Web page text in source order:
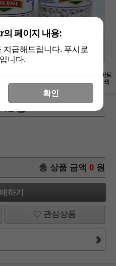
보기
총 상품 금액 0 원
하기
관심상품
페이지 내용:
지급해드립니다. 푸시로
니다.
확인